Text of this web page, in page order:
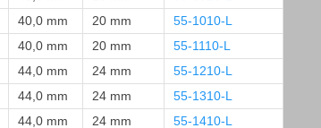
40,0 mm 20 mm
55-1010-L
40,0 mm 20 mm
55-1110-L
44,0 mm 24 mm
55-1210-L
44,0 mm 24 mm
55-1310-L
44,0 mm 24 mm 55-1410-L